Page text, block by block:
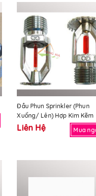
Đầu Phun Sprinkler (phun
Xuống/ Lên) Hợp Kim Kẽm
Liên Hệ Mua